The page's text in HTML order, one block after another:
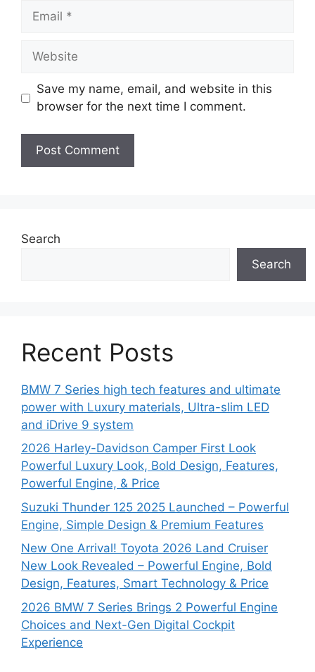
Email
Website
Save my name, email, and website in this
browser for the next time I comment.
Search
Search
Recent Posts
BMW 7 Series high tech features and ultimate
power with Luxury materials, Ultra-slim LED
and iDrive 9 system
2026 Harley-Davidson Camper First Look
Powerful Luxury Look, Bold Design, Features,
Powerful Engine, & Price
Suzuki Thunder 125 2025 Launched – Powerful
Engine, Simple Design & Premium Features
New One Arrival! Toyota 2026 Land Cruiser
New Look Revealed – Powerful Engine, Bold
Design, Features, Smart Technology & Price
2026 BMW 7 Series Brings 2 Powerful Engine
Choices and Next-Gen Digital Cockpit
Experience